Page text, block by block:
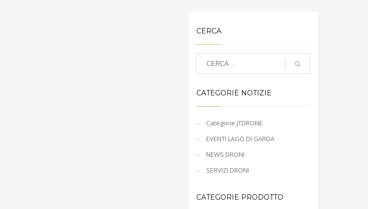
CERCA
CATEGORIE NOTIZIE
Categorie JTDRONE
EVENTI LAGO DI GARDA
NEWS DRONI
SERVIZI DRONI
CATEGORIE PRODOTTO